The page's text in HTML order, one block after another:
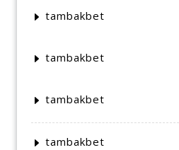
tambakbet
tambakbet
tambakbet
tambakbet